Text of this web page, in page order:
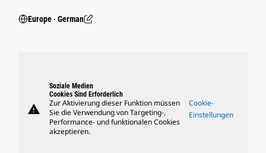
Europe ‧ German
warning
Soziale Medien
Cookies Sind Erforderlich
Zur Aktivierung dieser Funktion müssen
Sie die Verwendung von Targeting-,
Performance- und funktionalen Cookies
akzeptieren.
Cookie-
Einstellungen